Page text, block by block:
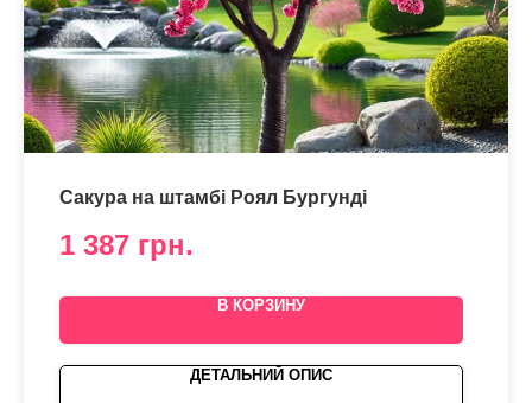
Сакура на штамбі Роял Бургунді
1 387 грн.
В КОРЗИНУ
ДЕТАЛЬНИЙ ОПИС